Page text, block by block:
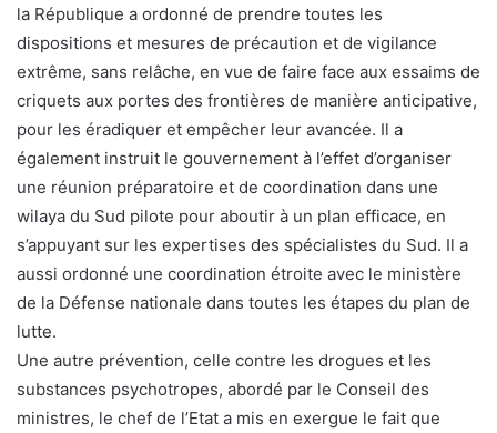
la République a ordonné de prendre toutes les
dispositions et mesures de précaution et de vigilance
extrême, sans relâche, en vue de faire face aux essaims de
criquets aux portes des frontières de manière anticipative,
pour les éradiquer et empêcher leur avancée. Il a
également instruit le gouvernement à l’effet d’organiser
une réunion préparatoire et de coordination dans une
wilaya du Sud pilote pour aboutir à un plan efficace, en
s’appuyant sur les expertises des spécialistes du Sud. Il a
aussi ordonné une coordination étroite avec le ministère
de la Défense nationale dans toutes les étapes du plan de
lutte.
Une autre prévention, celle contre les drogues et les
substances psychotropes, abordé par le Conseil des
ministres, le chef de l’Etat a mis en exergue le fait que